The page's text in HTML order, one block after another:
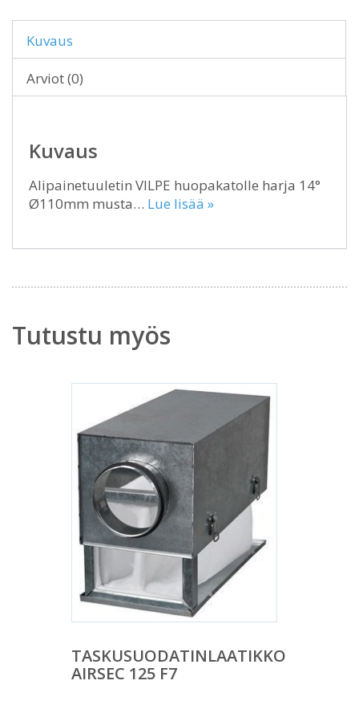
Kuvaus
Arviot (0)
Kuvaus
Alipainetuuletin VILPE huopakatolle harja 14°
Ø110mm musta… Lue lisää »
Tutustu myös
TASKUSUODATINLAATIKKO
AIRSEC 125 F7